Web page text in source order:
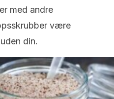
med andre
være
din.